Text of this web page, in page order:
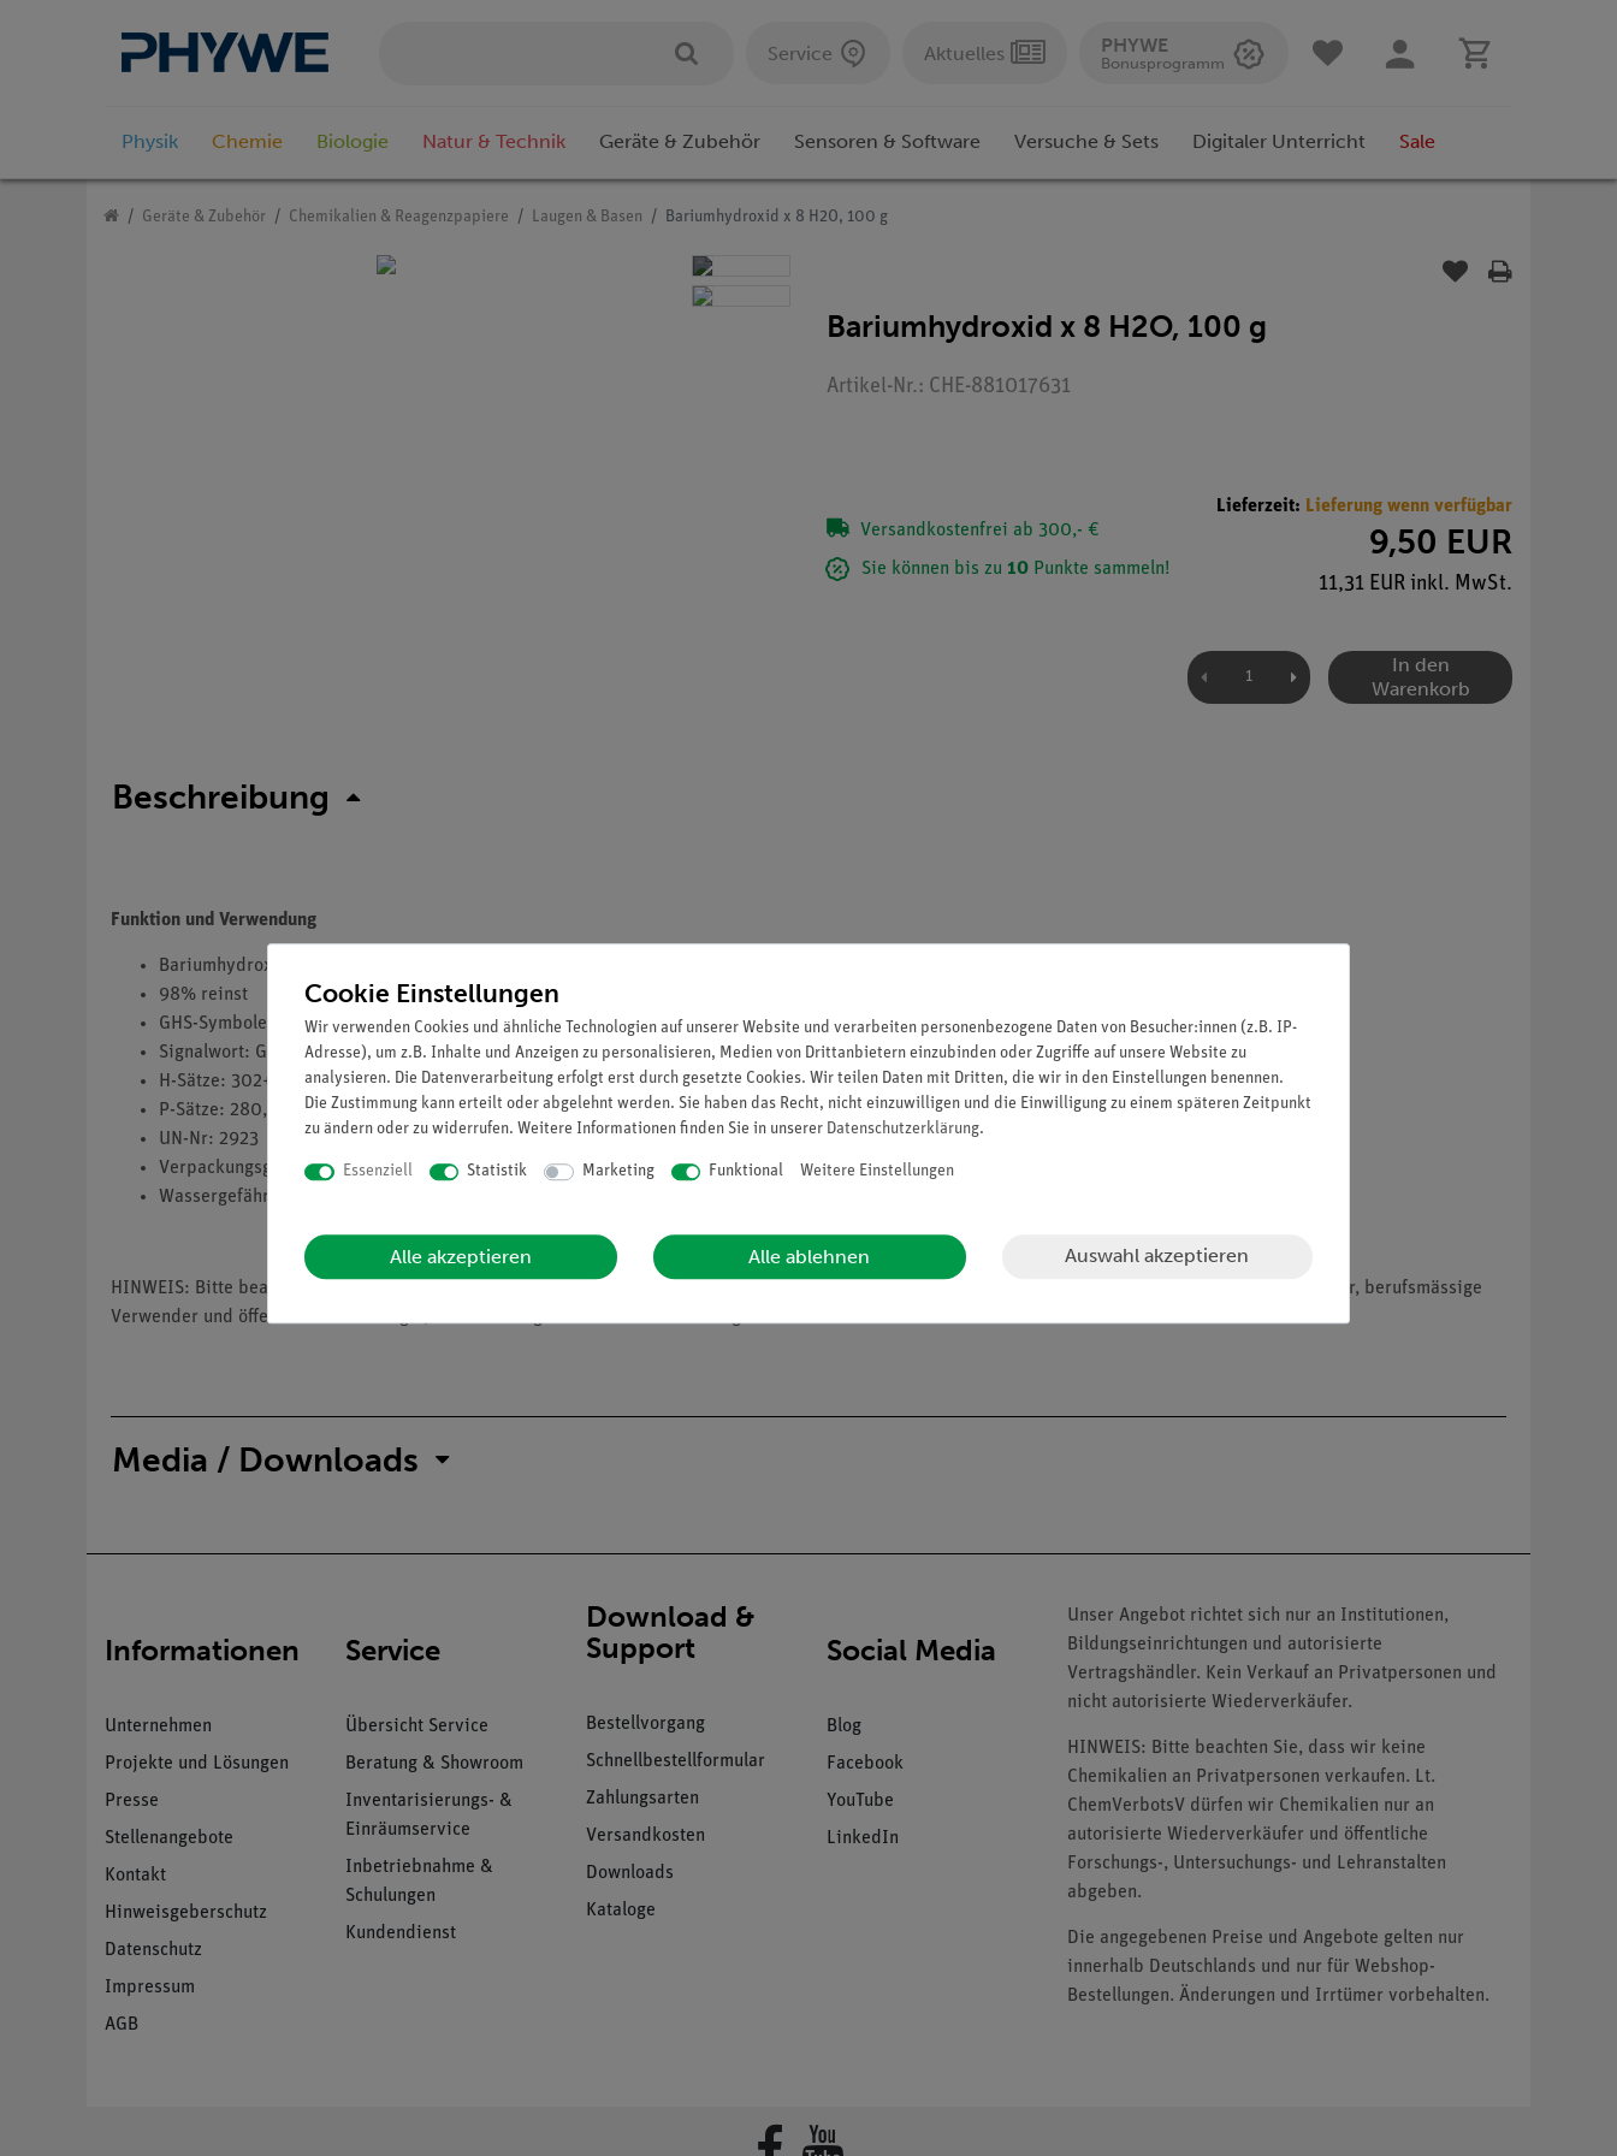
Service Aktuelles PHYWE
Bonusprogramm
Physik Chemie Biologie Natur & Technik Geräte & Zubehör Sensoren & Software Versuche & Sets Digitaler Unterricht Sale
Geräte & Zubehör Chemikalien & Reagenzpapiere Laugen & Basen Bariumhydroxid x 8 H2O, 100 g
Bariumhydroxid x 8 H2O, 100 g
Artikel-Nr.: CHE-881017631
Versandkostenfrei ab 300,- €
Sie können bis zu 10 Punkte sammeln!
Lieferzeit: Lieferung wenn verfügbar
9,50 EUR
11,31 EUR inkl. MwSt.
In den
Warenkorb
Beschreibung
Funktion und Verwendung
Bariumhydroxid x 8 H2O
98% reinst
GHS-Symbole(s): GHS05,GHS07
Signalwort: Gefahr
H-Sätze: 302+332,314
P-Sätze: 280,301+330+331,305+351+338,308+310
UN-Nr: 2923
Verpackungsgruppe: 2
Wassergefährdungsklasse: 1
HINWEIS: Bitte beachten Sie, dass wir keine Chemikalien an Privatpersonen verkaufen. Lt. ChemVerbotsV dürfen wir Chemikalien nur an Wiederverkäufer, berufsmässige
Verwender und öffentliche Forschungs-, Untersuchungs- und Lehranstalten abgeben.
Media / Downloads
Informationen
Unternehmen
Projekte und Lösungen
Presse
Stellenangebote
Kontakt
Hinweisgeberschutz
Datenschutz
Impressum
AGB
Service
Übersicht Service
Beratung & Showroom
Inventarisierungs- &
Einräumservice
Inbetriebnahme &
Schulungen
Kundendienst
Download &
Support
Bestellvorgang
Schnellbestellformular
Zahlungsarten
Versandkosten
Downloads
Kataloge
Social Media
Blog
Facebook
YouTube
LinkedIn
Unser Angebot richtet sich nur an Institutionen,
Bildungseinrichtungen und autorisierte
Vertragshändler. Kein Verkauf an Privatpersonen und
nicht autorisierte Wiederverkäufer.
HINWEIS: Bitte beachten Sie, dass wir keine
Chemikalien an Privatpersonen verkaufen. Lt.
ChemVerbotsV dürfen wir Chemikalien nur an
autorisierte Wiederverkäufer und öffentliche
Forschungs-, Untersuchungs- und Lehranstalten
abgeben.
Die angegebenen Preise und Angebote gelten nur
innerhalb Deutschlands und nur für Webshop-
Bestellungen. Änderungen und Irrtümer vorbehalten.
Cookie Einstellungen
Wir verwenden Cookies und ähnliche Technologien auf unserer Website und verarbeiten personenbezogene Daten von Besucher:innen (z.B. IP-
Adresse), um z.B. Inhalte und Anzeigen zu personalisieren, Medien von Drittanbietern einzubinden oder Zugriffe auf unsere Website zu
analysieren. Die Datenverarbeitung erfolgt erst durch gesetzte Cookies. Wir teilen Daten mit Dritten, die wir in den Einstellungen benennen.
Die Zustimmung kann erteilt oder abgelehnt werden. Sie haben das Recht, nicht einzuwilligen und die Einwilligung zu einem späteren Zeitpunkt
zu ändern oder zu widerrufen. Weitere Informationen finden Sie in unserer Daten­schutz­erklärung.
Essenziell Statistik Marketing Funktional Weitere Einstellungen
Alle akzeptieren Alle ablehnen Auswahl akzeptieren